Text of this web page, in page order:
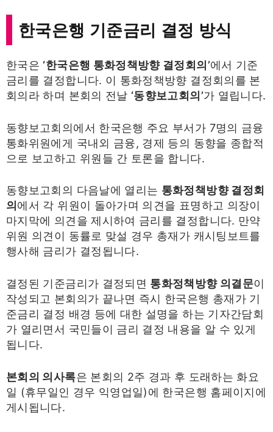
한국은행 기준금리 결정 방식
한국은 ‘한국은행 통화정책방향 결정회의’에서 기준
금리를 결정합니다. 이 통화정책방향 결정회의를 본
회의라 하며 본회의 전날 ‘동향보고회의’가 열립니다.
동향보고회의에서 한국은행 주요 부서가 7명의 금융
통화위원에게 국내외 금융, 경제 등의 동향을 종합적
으로 보고하고 위원들 간 토론을 합니다.
동향보고회의 다음날에 열리는 통화정책방향 결정회
의 에서 각 위원이 돌아가며 의견을 표명하고 의장이
마지막에 의견을 제시하여 금리를 결정합니다. 만약
위원 의견이 동률로 맞설 경우 총재가 캐시팅보트를
행사해 금리가 결정됩니다.
결정된 기준금리가 결정되면 통화정책방향 의결문이
작성되고 본회의가 끝나면 즉시 한국은행 총재가 기
준금리 결정 배경 등에 대한 설명을 하는 기자간담회
가 열리면서 국민들이 금리 결정 내용을 알 수 있게
됩니다.
본회의 의사록은 본회의 2주 경과 후 도래하는 화요
일 (휴무일인 경우 익영업일)에 한국은행 홈페이지에
게시됩니다.